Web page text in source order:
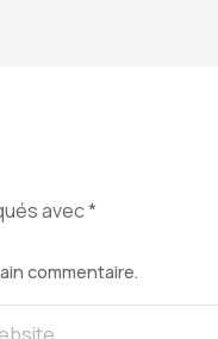
avec*
commentaire.